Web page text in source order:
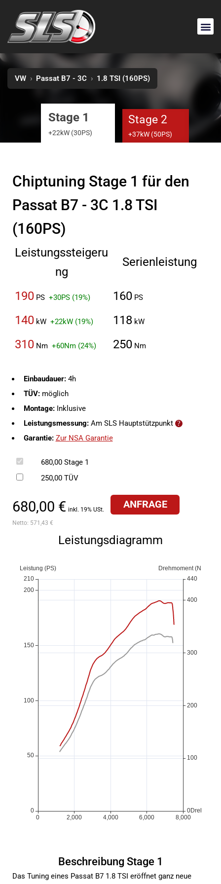
VW › Passat B7 - 3C › 1.8 TSI (160PS)
Stage 1
+22kW (30PS)
Stage 2
+37kW (50PS)
Chiptuning Stage 1 für den
Passat B7 - 3C 1.8 TSI
(160PS)
Leistungssteigeru
ng
Serienleistung
190 PS +30PS (19%) 160 PS
140 kW +22kW (19%) 118 kW
310 Nm +60Nm (24%) 250 Nm
Einbaudauer:4h
TÜV:möglich
Montage:Inklusive
Leistungsmessung:Am SLS Hauptstützpunkt
Garantie: Zur NSA Garantie
680,00Stage 1
250,00TÜV
680,00 € inkl. 19% USt.
Netto: 571,43 €
ANFRAGE
Leistungsdiagramm
Beschreibung Stage 1
Das Tuning eines Passat B7 1.8 TSI eröffnet ganz neue